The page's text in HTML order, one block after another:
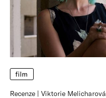
film
Recenze Viktorie Melicharová